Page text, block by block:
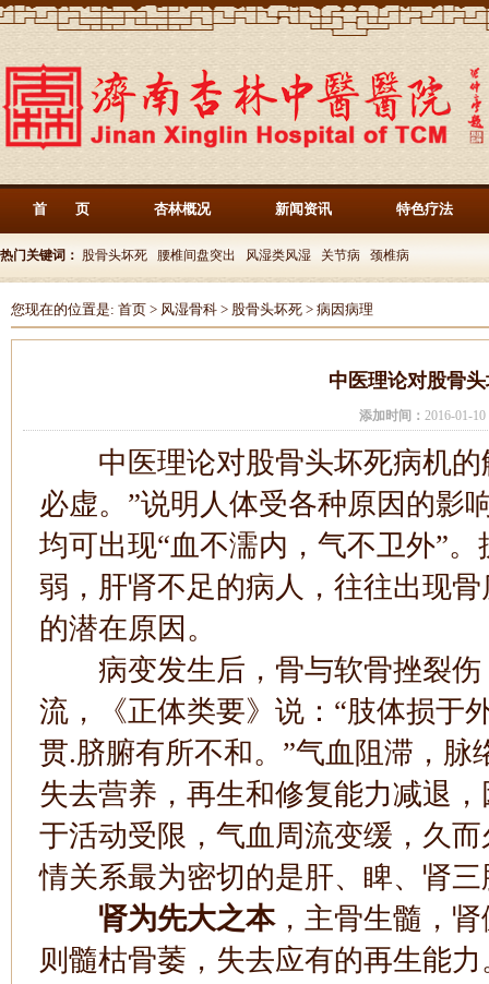
首 页 杏林概况 新闻资讯 特色疗法
热门关键词： 股骨头坏死 腰椎间盘突出 风湿类风湿 关节病 颈椎病
您现在的位置是: 首页 > 风湿骨科 > 股骨头坏死 > 病因病理
中医理论对股骨
添加时间： 2016-01-
中医理论对股骨头坏死病机的
必虚。”说明人体受各种原因的影
均可出现“血不濡内，气不卫外”
弱，肝肾不足的病人，往往出现
的潜在原因。
病变发生后，骨与软骨挫裂伤
流，《正体类要》说：“肢体损于
贯.脐腑有所不和。”气血阻滞，
失去营养，再生和修复能力减退
于活动受限，气血周流变缓，久
情关系最为密切的是肝、睥、肾三
肾为先大之本，主骨生髓，
则髓枯骨萎，失去应有的再生能力